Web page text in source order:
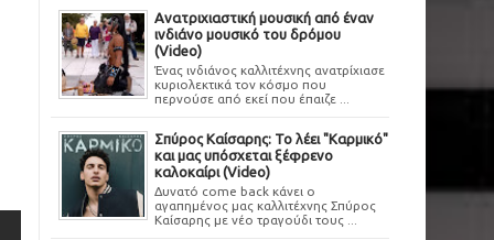
Ανατριχιαστική μουσική από έναν
ινδιάνο μουσικό του δρόμου
(Video)
Ένας ινδιάνος καλλιτέχνης ανατρίχιασε
κυριολεκτικά τον κόσμο που
περνούσε από εκεί που έπαιζε ...
Σπύρος Καίσαρης: Το λέει "Καρμικό"
και μας υπόσχεται ξέφρενο
καλοκαίρι (Video)
Δυνατό come back κάνει ο
αγαπημένος μας καλλιτέχνης Σπύρος
Καίσαρης με νέο τραγούδι τους ...